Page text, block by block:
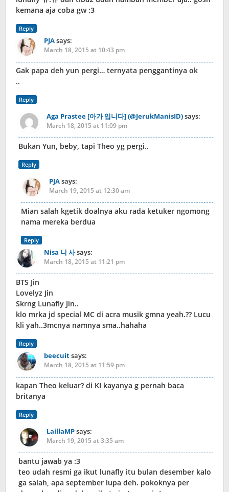
kemana aja coba gw :3
Reply
PJAsays:
March 18, 2015 at 10:43 pm
Gak papa deh yun pergi… ternyata penggantinya ok
..
Reply
Aga Prastee [아가 입니다] (@JerukManisID)says:
March 18, 2015 at 11:09 pm
Bukan Yun, beby, tapi Theo yg pergi..
Reply
PJAsays:
March 19, 2015 at 12:30 am
Mian salah kgetik doalnya aku rada ketuker ngomong
nama mereka berdua
Reply
Nisa 니 사says:
March 18, 2015 at 11:21 pm
BTS Jin
Lovelyz Jin
Skrng Lunafly Jin..
klo mrka jd special MC di acra musik gmna yeah.?? Lucu
kli yah..3mcnya namnya sma..hahaha
Reply
beecuitsays:
March 18, 2015 at 11:59 pm
kapan Theo keluar? di KI kayanya g pernah baca
britanya
Reply
LaillaMPsays:
March 19, 2015 at 3:35 am
bantu jawab ya :3
teo udah resmi ga ikut lunafly itu bulan desember kalo
ga salah, apa september lupa deh. pokoknya per